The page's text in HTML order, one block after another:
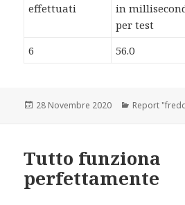
effettuati
in
per test
6 56.0
Scritto
28 Novembre 2020 Categorie
Report
Tutto funziona
perfettamente